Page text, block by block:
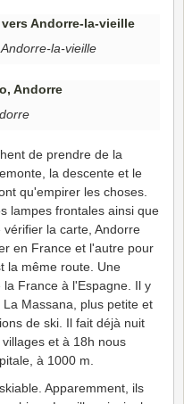
la-vieille
de prendre de la
la descente et le
qu'empirer les choses.
lampes frontales ainsi que
la carte, Andorre
en France et l'autre pour
la même route. Une
France à l'Espagne. Il y
Massana, plus petite et
de ski. Il fait déjà nuit
et à 18h nous
à 1000 m.
Apparemment, ils